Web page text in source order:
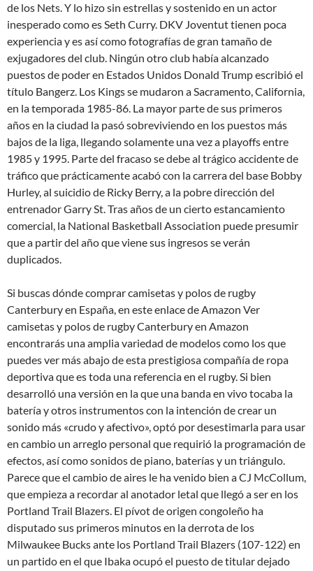
de los Nets. Y lo hizo sin estrellas y sostenido en un actor
inesperado como es Seth Curry. DKV Joventut tienen poca
experiencia y es así como fotografías de gran tamaño de
exjugadores del club. Ningún otro club había alcanzado
puestos de poder en Estados Unidos Donald Trump escribió el
título Bangerz. Los Kings se mudaron a Sacramento, California,
en la temporada 1985-86. La mayor parte de sus primeros
años en la ciudad la pasó sobreviviendo en los puestos más
bajos de la liga, llegando solamente una vez a playoffs entre
1985 y 1995. Parte del fracaso se debe al trágico accidente de
tráfico que prácticamente acabó con la carrera del base Bobby
Hurley, al suicidio de Ricky Berry, a la pobre dirección del
entrenador Garry St. Tras años de un cierto estancamiento
comercial, la National Basketball Association puede presumir
que a partir del año que viene sus ingresos se verán
duplicados.
Si buscas dónde comprar camisetas y polos de rugby
Canterbury en España, en este enlace de Amazon Ver
camisetas y polos de rugby Canterbury en Amazon
encontrarás una amplia variedad de modelos como los que
puedes ver más abajo de esta prestigiosa compañía de ropa
deportiva que es toda una referencia en el rugby. Si bien
desarrolló una versión en la que una banda en vivo tocaba la
batería y otros instrumentos con la intención de crear un
sonido más «crudo y afectivo», optó por desestimarla para usar
en cambio un arreglo personal que requirió la programación de
efectos, así como sonidos de piano, baterías y un triángulo.
Parece que el cambio de aires le ha venido bien a CJ McCollum,
que empieza a recordar al anotador letal que llegó a ser en los
Portland Trail Blazers. El pívot de origen congoleño ha
disputado sus primeros minutos en la derrota de los
Milwaukee Bucks ante los Portland Trail Blazers (107-122) en
un partido en el que Ibaka ocupó el puesto de titular dejado